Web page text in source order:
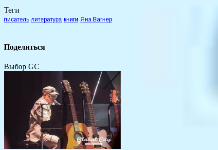
Теги
писатель литература книги Яна Вагнер
Поделиться
Выбор GC